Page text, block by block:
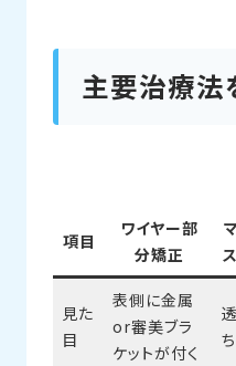
主要治療法
項目
ワイヤー部
分矯正
見た
目
表側に金属
or審美ブラ
ケットが付く